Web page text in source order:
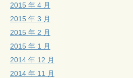
2015 年 4 月
2015 年 3 月
2015 年 2 月
2015 年 1 月
2014 年 12 月
2014 年 11 月